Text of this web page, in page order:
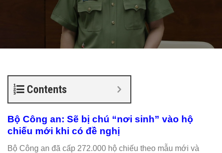
Contents
Bộ Công an: Sẽ bị chú “nơi sinh” vào hộ
chiếu mới khi có đề nghị
Bộ Công an đã cấp 272.000 hộ chiếu theo mẫu mới và